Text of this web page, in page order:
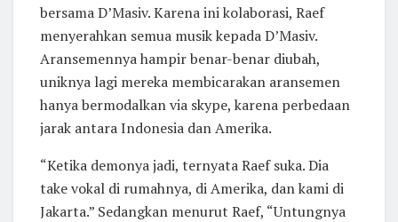
bersama D’Masiv. Karena ini kolaborasi, Raef
menyerahkan semua musik kepada D’Masiv.
Aransemennya hampir benar-benar diubah,
uniknya lagi mereka membicarakan aransemen
hanya bermodalkan via skype, karena perbedaan
jarak antara Indonesia dan Amerika.
“Ketika demonya jadi, ternyata Raef suka. Dia
take vokal di rumahnya, di Amerika, dan kami di
Jakarta.” Sedangkan menurut Raef, “Untungnya